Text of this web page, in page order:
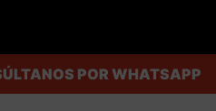
POR WHATSAPP